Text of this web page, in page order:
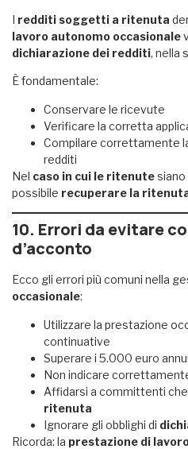
I redditi soggetti a ritenuta
lavoro autonomo occasionale
dichiarazione dei redditi, nella
È fondamentale:
Conservare le ricevute
Verificare la corretta
Compilare correttamente
redditi
Nel caso in cui le ritenutesiano
possibile recuperare la
10. Errori da evitare
d’acconto
Ecco gli errori più comuni nella
occasionale:
Utilizzare la prestazione
continuative
Superare i 5.000 euro
Non indicare
Affidarsi a committenti
ritenuta
Ignorare gli obblighi di
Ricorda: la prestazione di